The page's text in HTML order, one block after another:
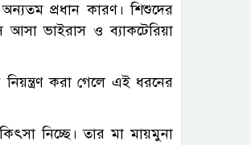
প্রধান কারণ। শিশুদের
আসা ভাইরাস ও ব্যাকটেরিয়া
করা গেলে এই ধরনের
নিচ্ছে। তার মা মায়মুনা